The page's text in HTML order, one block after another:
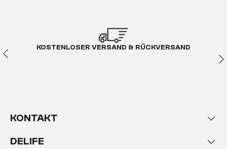
KOSTENLOSER VERSAND & RÜCKVERSAND
KONTAKT
DELIFE